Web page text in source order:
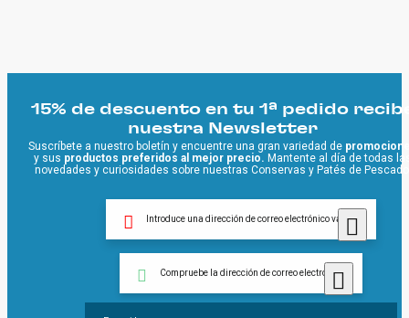
15% de descuento en tu 1ª pedido
nuestra Newsletter
Suscríbete a nuestro boletín y encuentre una gran variedad de
y sus productos preferidos al mejor precio. Mantente al día de todas
novedades y curiosidades sobre nuestras Conservas y Patés de
Introduce una dirección de correo electrónico válida
Compruebe la dirección de correo electrónico